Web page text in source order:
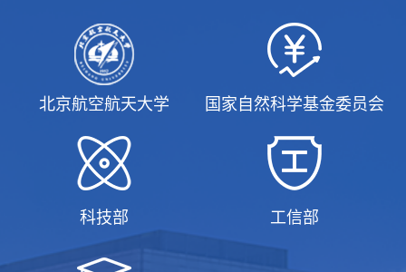
北京航空航天大学 国家自然科学基金委员会
科技部 工信部